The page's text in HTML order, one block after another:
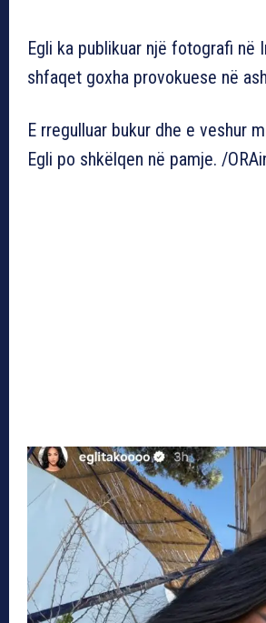
Egli ka publikuar një fotografi në
shfaqet goxha provokuese në
E rregulluar bukur dhe e veshur
Egli po shkëlqen në pamje. /